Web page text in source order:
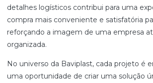
detalhes logísticos contribui para uma
compra mais conveniente e satisfatória
reforçando a imagem de uma empresa
organizada.
No universo da Baviplast, cada projeto é
uma oportunidade de criar uma solução